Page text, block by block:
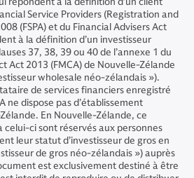
Service Providers (Registration and
(FSPA) et du Financial Advisers Act
à la définition d’un investisseur
37, 38, 39 ou 40 de l’annexe 1 du
Act 2013 (FMCA) de Nouvelle-Zélande
wholesale néo-zélandais »).
de services financiers enregistré
ne dispose pas d’établissement
En Nouvelle-Zélande, ce
ci sont réservés aux personnes
leur statut d’investisseur de gros en
de gros néo-zélandais ») auprès
est exclusivement destiné à être